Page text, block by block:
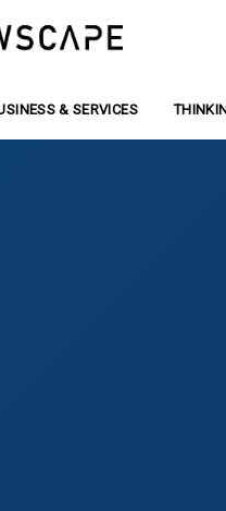
& SERVICES
事業サービス 寄稿/記